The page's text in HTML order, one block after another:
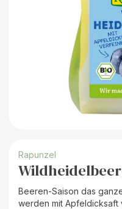
Rapunzel
Beeren-Saison das
werden mit